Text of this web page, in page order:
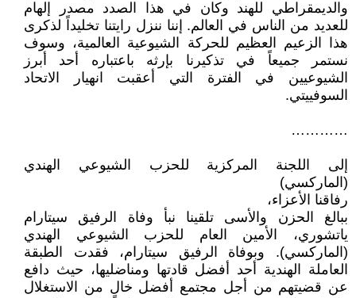
والديمقراطي للهند وكان في هذا الصدد مصدر إلهام
للعديد من الناس في العالم. إننا ننزل رايتنا تخليداً لذكرى
هذا الزعيم العظيم للحركة الشيوعية العالمية، وسوف
نستمر جميعاً في تذكيرنا بإرثه باعتباره أحد أبرز
الشيوعيين في الفترة التي أعقبت انهيار الاتحاد
السوفييتي.
…………
إلى اللجنة المركزية للحزب الشيوعي الهندي
(الماركسي)
رفاقنا الأعزاء،
ببالغ الحزن والأسى تلقينا نبأ وفاة الرفيق سيتارام
ياتشوري، الأمين العام للحزب الشيوعي الهندي
(الماركسي). وبوفاة الرفيق سيتارام، فقدت الطبقة
العاملة الهندية أحد أفضل قادتها ومناضليها، حيث دافع
عن قضيتهم من أجل مجتمع أفضل خالٍ من الاستغلال